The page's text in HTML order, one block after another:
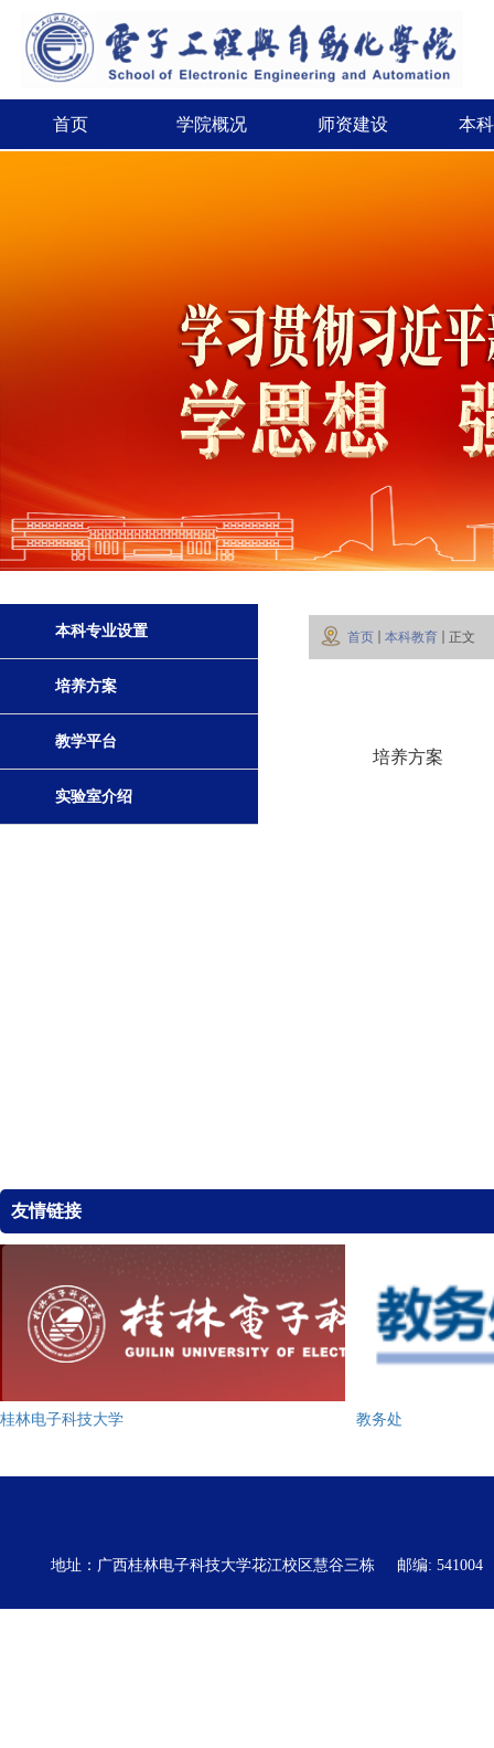
首页 学院概况 师资建设 本
本科专业设置
培养方案
教学平台
实验室介绍
首页 本科教育 正文
培养方案
友情链接
桂林电子科技大学 教务处
地址：广西桂林电子科技大学花江校区慧谷三栋 邮编: 541004